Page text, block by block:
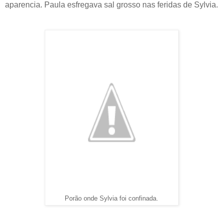
aparencia. Paula esfregava sal grosso nas feridas de Sylvia.
Porão onde Sylvia foi confinada.